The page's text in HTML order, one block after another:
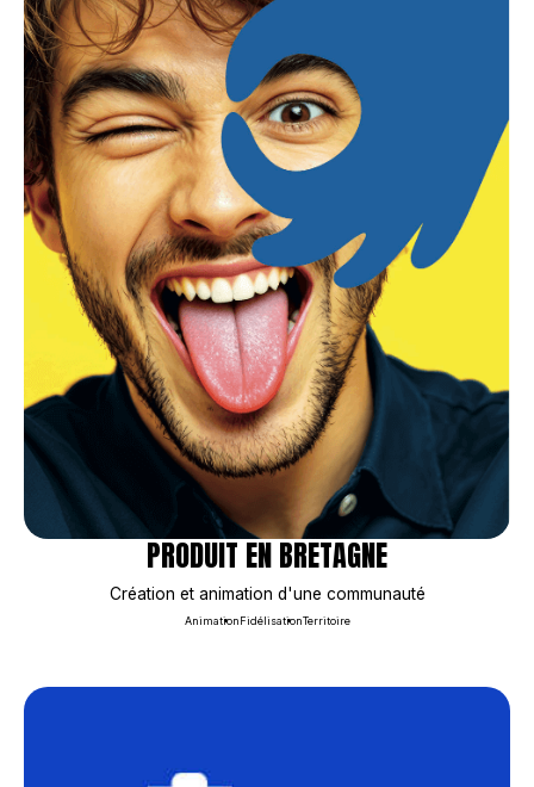
PRODUIT EN BRETAGNE
Création et animation d'une communauté
AnimationFidélisationTerritoire